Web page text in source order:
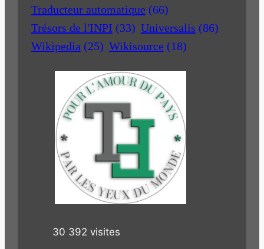
Traducteur automatique (66)
Trésors de l'INPI (33) Universalis (86)
Wikipedia (25) Wikisource (18)
30 392 visites